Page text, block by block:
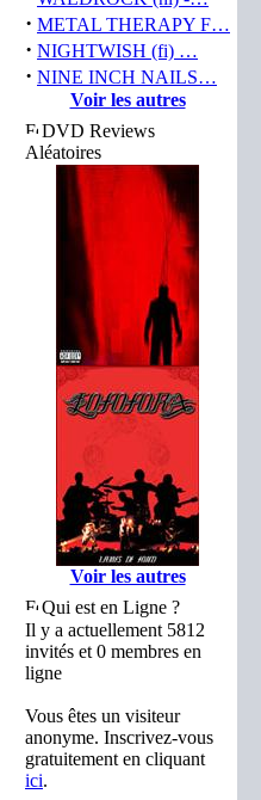
· METAL THERAPY F…
· NIGHTWISH (fi) …
· NINE INCH NAILS…
Voir les autres
DVD Reviews
Aléatoires
Voir les autres
Qui est en Ligne ?
Il y a actuellement 5812
invités et 0 membres en
ligne
Vous êtes un visiteur
anonyme. Inscrivez-vous
gratuitement en cliquant
ici.